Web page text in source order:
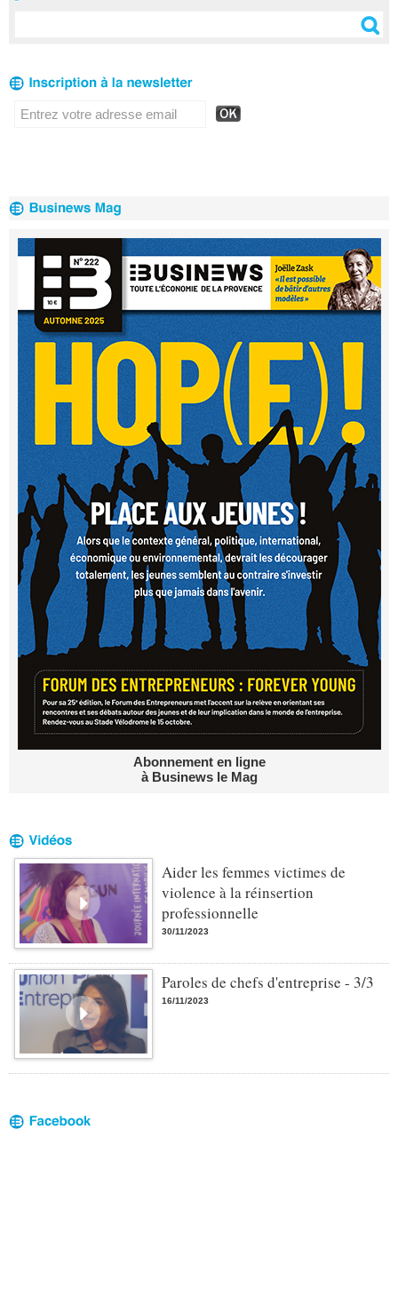
Abonnement en ligne
à Businews le Mag
Aider les femmes victimes de
violence à la réinsertion
professionnelle
30/11/2023
Paroles de chefs d'entreprise - 3/3
16/11/2023